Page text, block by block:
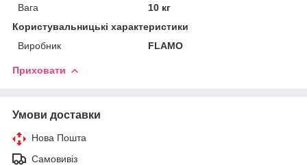
Вага
10 кг
Користувальницькі характеристики
Виробник
FLAMO
Приховати
Умови доставки
Нова Пошта
Самовивіз